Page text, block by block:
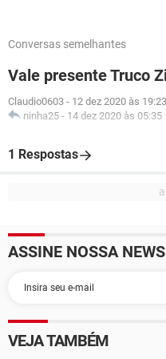
Conversas semelhantes
Vale presente Truco
Claudio0603 - 12 dez 2020 às 19:23
ninha25 - 14 dez 2020 às 05:35
1 Respostas
ASSINE NOSSA
VEJA TAMBÉM